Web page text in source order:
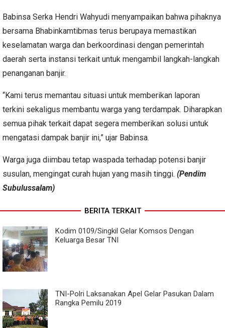
Babinsa Serka Hendri Wahyudi menyampaikan bahwa pihaknya
bersama Bhabinkamtibmas terus berupaya memastikan
keselamatan warga dan berkoordinasi dengan pemerintah
daerah serta instansi terkait untuk mengambil langkah-langkah
penanganan banjir.
“Kami terus memantau situasi untuk memberikan laporan
terkini sekaligus membantu warga yang terdampak. Diharapkan
semua pihak terkait dapat segera memberikan solusi untuk
mengatasi dampak banjir ini,” ujar Babinsa.
Warga juga diimbau tetap waspada terhadap potensi banjir
susulan, mengingat curah hujan yang masih tinggi. (Pendim
Subulussalam)
BERITA TERKAIT
Kodim 0109/Singkil Gelar Komsos Dengan
Keluarga Besar TNI
TNI-Polri Laksanakan Apel Gelar Pasukan Dalam
Rangka Pemilu 2019